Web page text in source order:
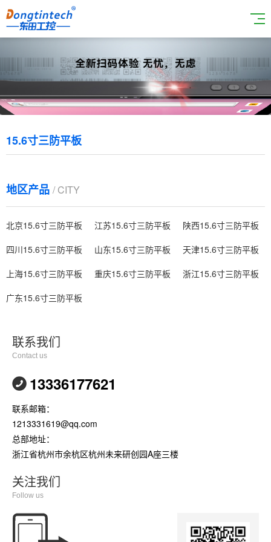
15.6寸三防平板
地区产品 / CITY
北京15.6寸三防平板 江苏15.6寸三防平板
陕西15.6寸三防平板
四川15.6寸三防平板
山东15.6寸三防平板
天津15.6寸三防平板
上海15.6寸三防平板
重庆15.6寸三防平板
浙江15.6寸三防平板
广东15.6寸三防平板
联系我们
Contact us
13336177621
联系邮箱：
1213331619@qq.com
总部地址：
浙江省杭州市余杭区杭州未来研创园A座三楼
关注我们
Follow us